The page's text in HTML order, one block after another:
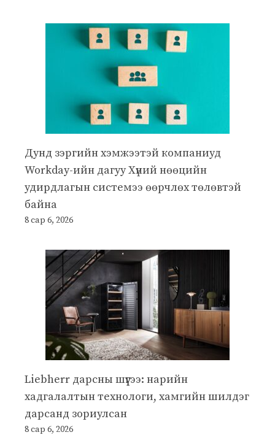
Дунд зэргийн хэмжээтэй компаниуд
Workday-ийн дагуу Хүний нөөцийн
удирдлагын системээ өөрчлөх төлөвтэй
байна
8 сар 6, 2026
Liebherr дарсны шүүгээ: нарийн
хадгалалтын технологи, хамгийн шилдэг
дарсанд зориулсан
8 сар 6, 2026